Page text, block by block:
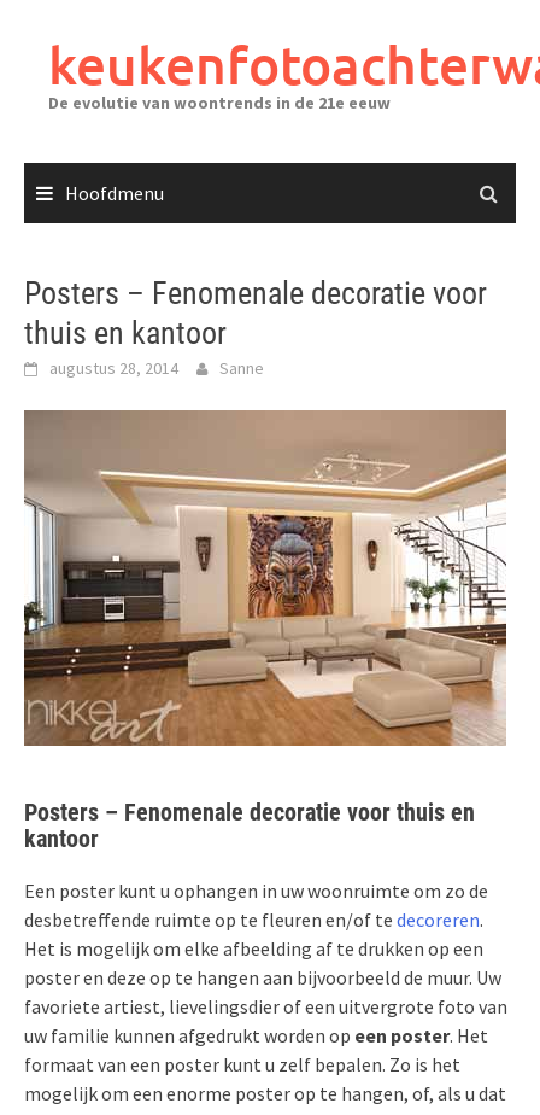
inhoudDe evolutie van woontrends in de 21e eeuw
Hoofdmenu
Posters – Fenomenale decoratie voor
thuis en kantoor
augustus 28, 2014 Sanne
Posters – Fenomenale decoratie voor thuis en
kantoor
Een poster kunt u ophangen in uw woonruimte om zo de
desbetreffende ruimte op te fleuren en/of te decoreren.
Het is mogelijk om elke afbeelding af te drukken op een
poster en deze op te hangen aan bijvoorbeeld de muur. Uw
favoriete artiest, lievelingsdier of een uitvergrote foto van
uw familie kunnen afgedrukt worden op een poster. Het
formaat van een poster kunt u zelf bepalen. Zo is het
mogelijk om een enorme poster op te hangen, of, als u dat